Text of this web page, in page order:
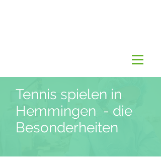
Tennis spielen in
Hemmingen - die
Besonderheiten